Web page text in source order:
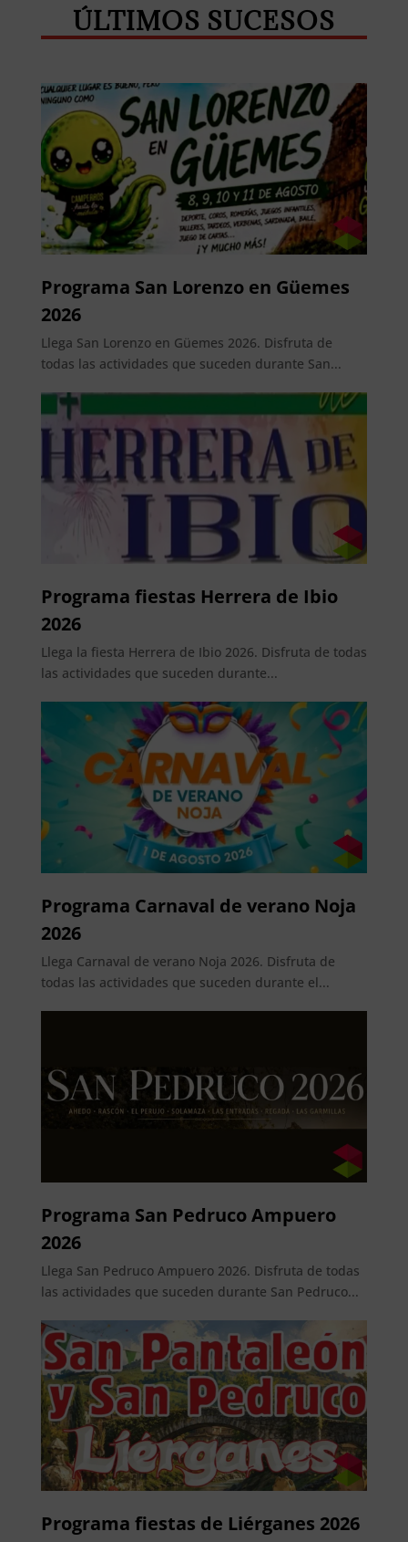
ÚLTIMOS SUCESOS
Programa San Lorenzo en Güemes
2026
Llega San Lorenzo en Güemes 2026. Disfruta de
todas las actividades que suceden durante San...
Programa fiestas Herrera de Ibio
2026
Llega la fiesta Herrera de Ibio 2026. Disfruta de todas
las actividades que suceden durante...
Programa Carnaval de verano Noja
2026
Llega Carnaval de verano Noja 2026. Disfruta de
todas las actividades que suceden durante el...
Programa San Pedruco Ampuero
2026
Llega San Pedruco Ampuero 2026. Disfruta de todas
las actividades que suceden durante San Pedruco...
Programa fiestas de Liérganes 2026